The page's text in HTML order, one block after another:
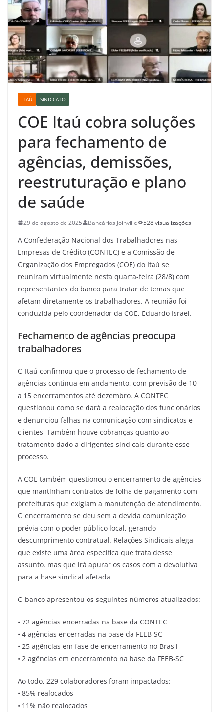
ITAÚ SINDICATO
COE Itaú cobra soluções
para fechamento de
agências, demissões,
reestruturação e plano
de saúde
29 de agosto de 2025 Bancários Joinville 528 visualizações
A Confederação Nacional dos Trabalhadores nas
Empresas de Crédito (CONTEC) e a Comissão de
Organização dos Empregados (COE) do Itaú se
reuniram virtualmente nesta quarta-feira (28/8) com
representantes do banco para tratar de temas que
afetam diretamente os trabalhadores. A reunião foi
conduzida pelo coordenador da COE, Eduardo Israel.
Fechamento de agências preocupa
trabalhadores
O Itaú confirmou que o processo de fechamento de
agências continua em andamento, com previsão de 10
a 15 encerramentos até dezembro. A CONTEC
questionou como se dará a realocação dos funcionários
e denunciou falhas na comunicação com sindicatos e
clientes. Também houve cobranças quanto ao
tratamento dado a dirigentes sindicais durante esse
processo.
A COE também questionou o encerramento de agências
que mantinham contratos de folha de pagamento com
prefeituras que exigiam a manutenção de atendimento.
O encerramento se deu sem a devida comunicação
prévia com o poder público local, gerando
descumprimento contratual. Relações Sindicais alega
que existe uma área especifica que trata desse
assunto, mas que irá apurar os casos com a devolutiva
para a base sindical afetada.
O banco apresentou os seguintes números atualizados:
• 72 agências encerradas na base da CONTEC
• 4 agências encerradas na base da FEEB-SC
• 25 agências em fase de encerramento no Brasil
• 2 agências em encerramento na base da FEEB-SC
Ao todo, 229 colaboradores foram impactados:
• 85% realocados
• 11% não realocados